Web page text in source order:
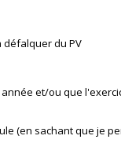
défalquer du PV
et/ou que
(en sachant que je